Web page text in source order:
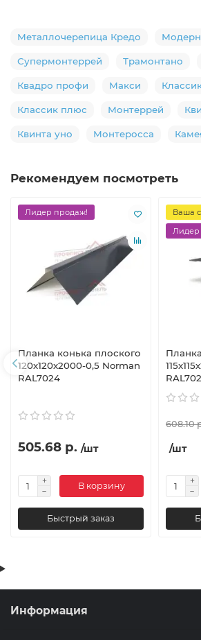
Металлочерепица Кредо Модерн
Супермонтеррей Трамонтано
Квадро профи Макси
Классик плюс Монтеррей
Квинта уно Монтеросса
Рекомендуем посмотреть
Лидер продаж!
Планка конька плоского
120х120х2000-0,5 Norman
RAL7024
505.68 р. /шт
В корзину
Быстрый заказ
Ваша
Лидер
608.10
/шт
Информация